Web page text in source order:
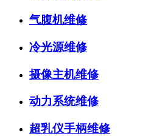
气腹机维修
冷光源维修
摄像主机维修
动力系统维修
超乳仪手柄维修